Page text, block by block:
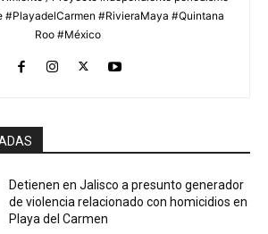
#PlayadelCarmen #RivieraMaya #Quintana
Roo #México
Detienen en Jalisco a presunto generador
de violencia relacionado con homicidios en
Playa del Carmen